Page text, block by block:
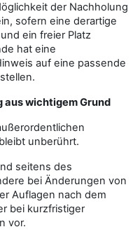
der Nachholung
sofern eine derartige
ein freier Platz
hat eine
auf eine passende
wichtigem Grund
unberührt.
seitens des
bei Änderungen von
Auflagen nach dem
bei kurzfristiger
vor.